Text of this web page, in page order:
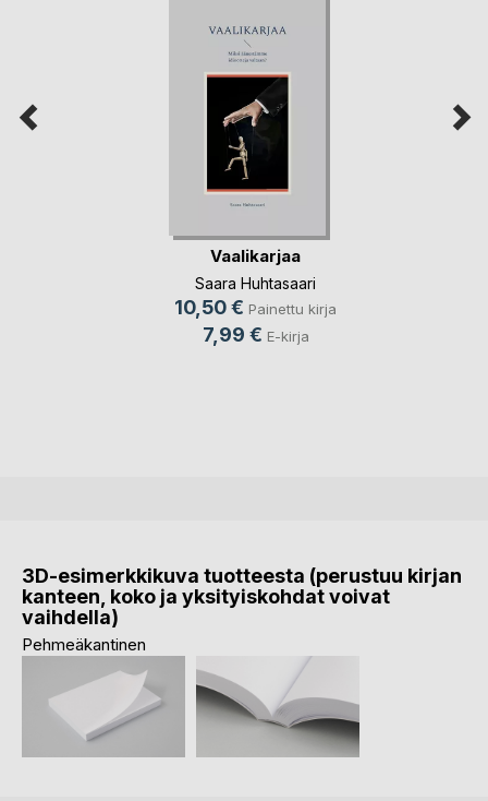
Vaalikarjaa
Saara Huhtasaari
10,50 € Painettu kirja
7,99 € E-kirja
3D-esimerkkikuva tuotteesta (perustuu kirjan
kanteen, koko ja yksityiskohdat voivat
vaihdella)
Pehmeäkantinen